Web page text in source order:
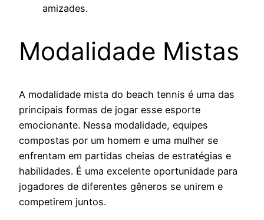
amizades.
Modalidade Mistas
A modalidade mista do beach tennis é uma das
principais formas de jogar esse esporte
emocionante. Nessa modalidade, equipes
compostas por um homem e uma mulher se
enfrentam em partidas cheias de estratégias e
habilidades. É uma excelente oportunidade para
jogadores de diferentes gêneros se unirem e
competirem juntos.